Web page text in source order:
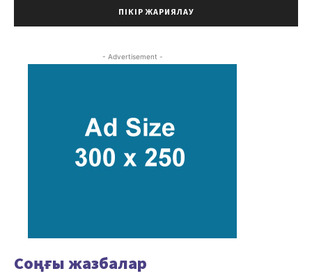
- Advertisement -
Соңғы жазбалар